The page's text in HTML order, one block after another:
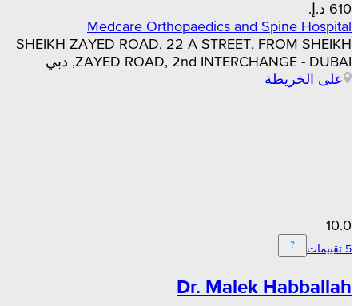
Medcare Orthopaedics and Spine Hospital
SHEIKH ZAYED ROAD, 22 A STREET, FROM SHEIKH
ZAYED ROAD, 2nd INTERCHANGE - DUBAI, دبي
على الخريطة
10.0
Dr. Malek Habballah